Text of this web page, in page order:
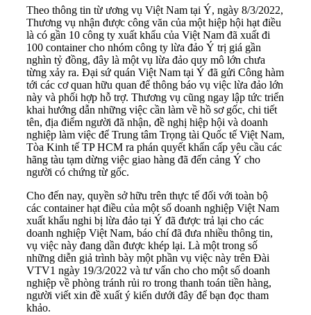
Theo thông tin từ ương vụ Việt Nam tại Ý, ngày 8/3/2022,
Thương vụ nhận được công văn của một hiệp hội hạt điều
là có gần 10 công ty xuất khẩu của Việt Nam đã xuất đi
100 container cho nhóm công ty lừa đảo Ý trị giá gần
nghìn tỷ đồng, đây là một vụ lừa đảo quy mô lớn chưa
từng xảy ra. Đại sứ quán Việt Nam tại Ý đã gửi Công hàm
tới các cơ quan hữu quan để thông báo vụ việc lừa đảo lớn
này và phối hợp hỗ trợ. Thương vụ cũng ngay lập tức triển
khai hướng dẫn những việc cần làm về hồ sơ gốc, chi tiết
tên, địa điểm người đã nhận, đề nghị hiệp hội và doanh
nghiệp làm việc để Trung tâm Trọng tài Quốc tế Việt Nam,
Tòa Kinh tế TP HCM ra phán quyết khẩn cấp yêu cầu các
hãng tàu tạm dừng việc giao hàng đã đến cảng Ý cho
người có chứng từ gốc.
Cho đến nay, quyền sở hữu trên thực tế đối với toàn bộ
các container hạt điều của một số doanh nghiệp Việt Nam
xuất khẩu nghi bị lừa đảo tại Ý đã được trả lại cho các
doanh nghiệp Việt Nam, báo chí đã đưa nhiều thông tin,
vụ việc này đang dần được khép lại. Là một trong số
những diễn giả trình bày một phần vụ việc này trên Đài
VTV1 ngày 19/3/2022 và tư vấn cho cho một số doanh
nghiệp về phòng tránh rủi ro trong thanh toán tiền hàng,
người viết xin đề xuất ý kiến dưới đây để bạn đọc tham
khảo.